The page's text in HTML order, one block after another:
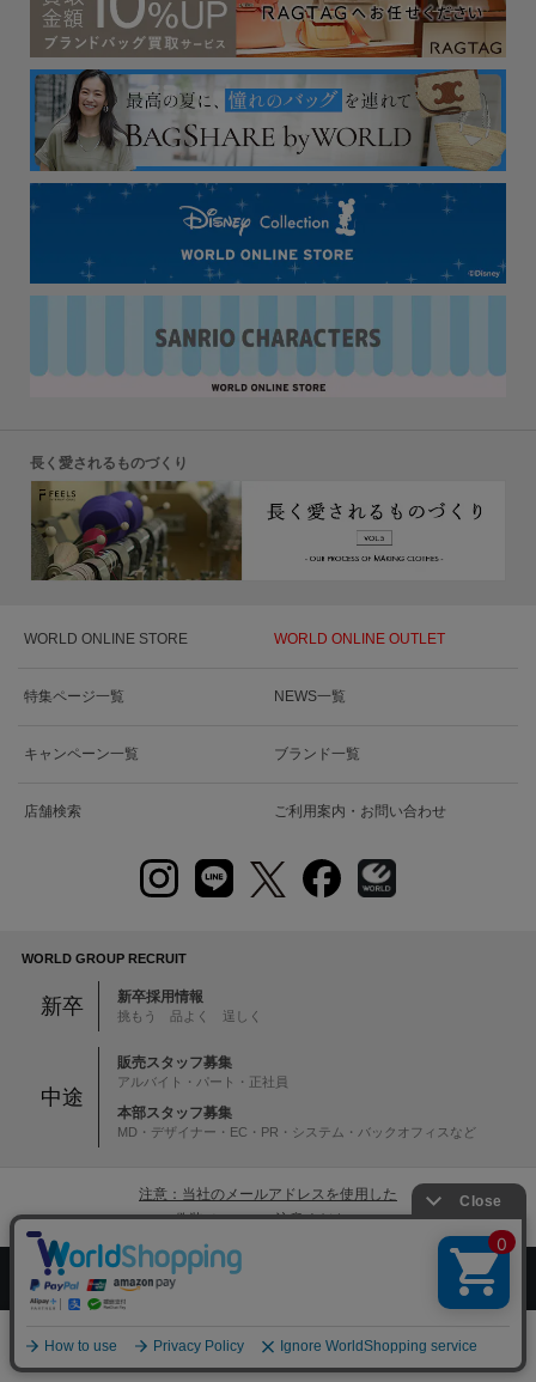
絞り込む
長く愛されるものづくり
WORLD ONLINE STORE WORLD ONLINE OUTLET
特集ページ一覧 NEWS一覧
キャンペーン一覧 ブランド一覧
店舗検索 ご利用案内・お問い合わせ
WORLD GROUP RECRUIT
新卒 新卒採用情報
挑もう 品よく 逞しく
中途
販売スタッフ募集
アルバイト・パート・正社員
本部スタッフ募集
MD・デザイナー・EC・PR・システム・バックオフィスなど
注意：当社のメールアドレスを使用した
偽装メールにご注意ください
初めての方へ